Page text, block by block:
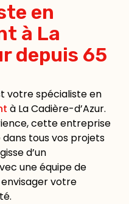
en
à La
depuis 65
votre spécialiste en
à La Cadière-d’Azur.
cette entreprise
tous vos projets
d’un
une équipe de
votre